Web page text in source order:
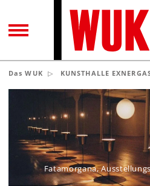
TOGGLE
Das WUK KUNSTHALLE
Fatamorgana,